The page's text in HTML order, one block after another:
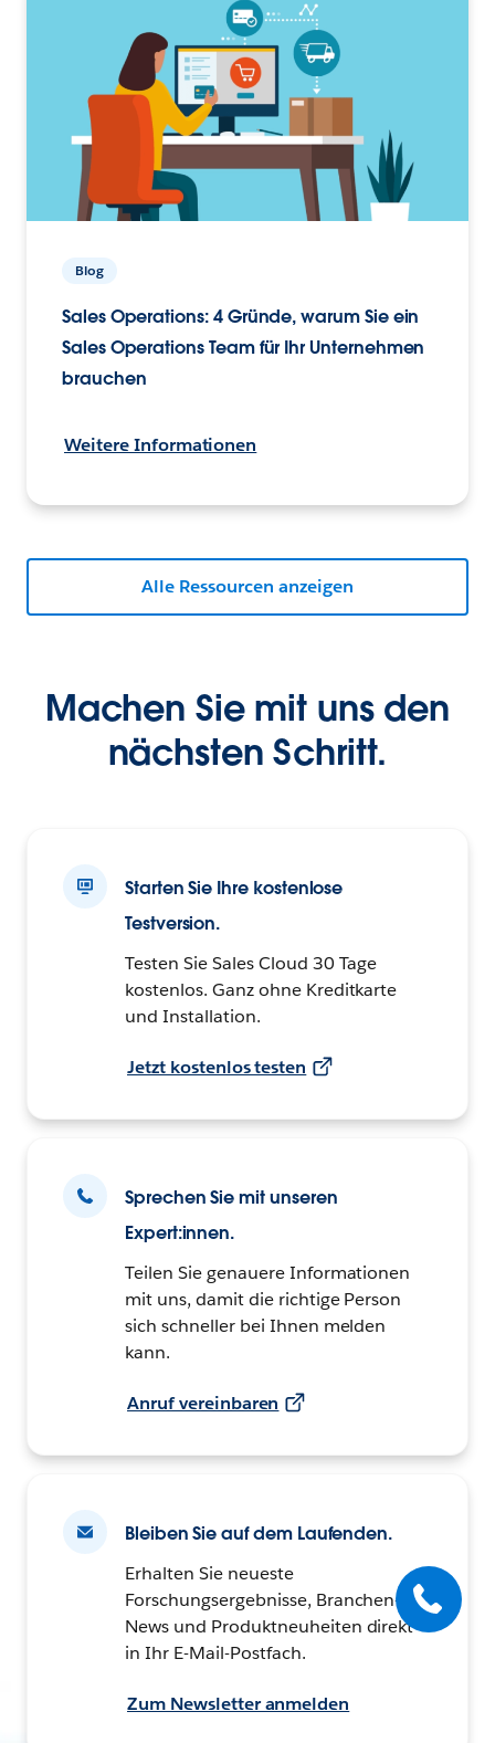
Blog
Sales Operations: 4 Gründe, warum Sie ein
Sales Operations Team für Ihr Unternehmen
brauchen
Weitere Informationen
Alle Ressourcen anzeigen
Machen Sie mit uns den
nächsten Schritt.
Starten Sie Ihre kostenlose
Testversion.
Testen Sie Sales Cloud 30 Tage
kostenlos. Ganz ohne Kreditkarte
und Installation.
Jetzt kostenlos testen
Sprechen Sie mit unseren
Expert:innen.
Teilen Sie genauere Informationen
mit uns, damit die richtige Person
sich schneller bei Ihnen melden
kann.
Anruf vereinbaren
Bleiben Sie auf dem Laufenden.
Erhalten Sie neueste
Forschungsergebnisse, Branchen-
News und Produktneuheiten direkt
in Ihr E-Mail-Postfach.
Zum Newsletter anmelden